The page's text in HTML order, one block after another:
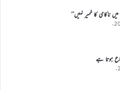
ناکامی کا خمیر نہیں‘‘
ہوتا ہے